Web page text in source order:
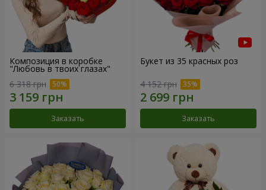
Композиция в коробке
"Любовь в твоих глазах"
6 318 грн
Заказать
Букет из 35 красных роз
4 152 грн
Заказать